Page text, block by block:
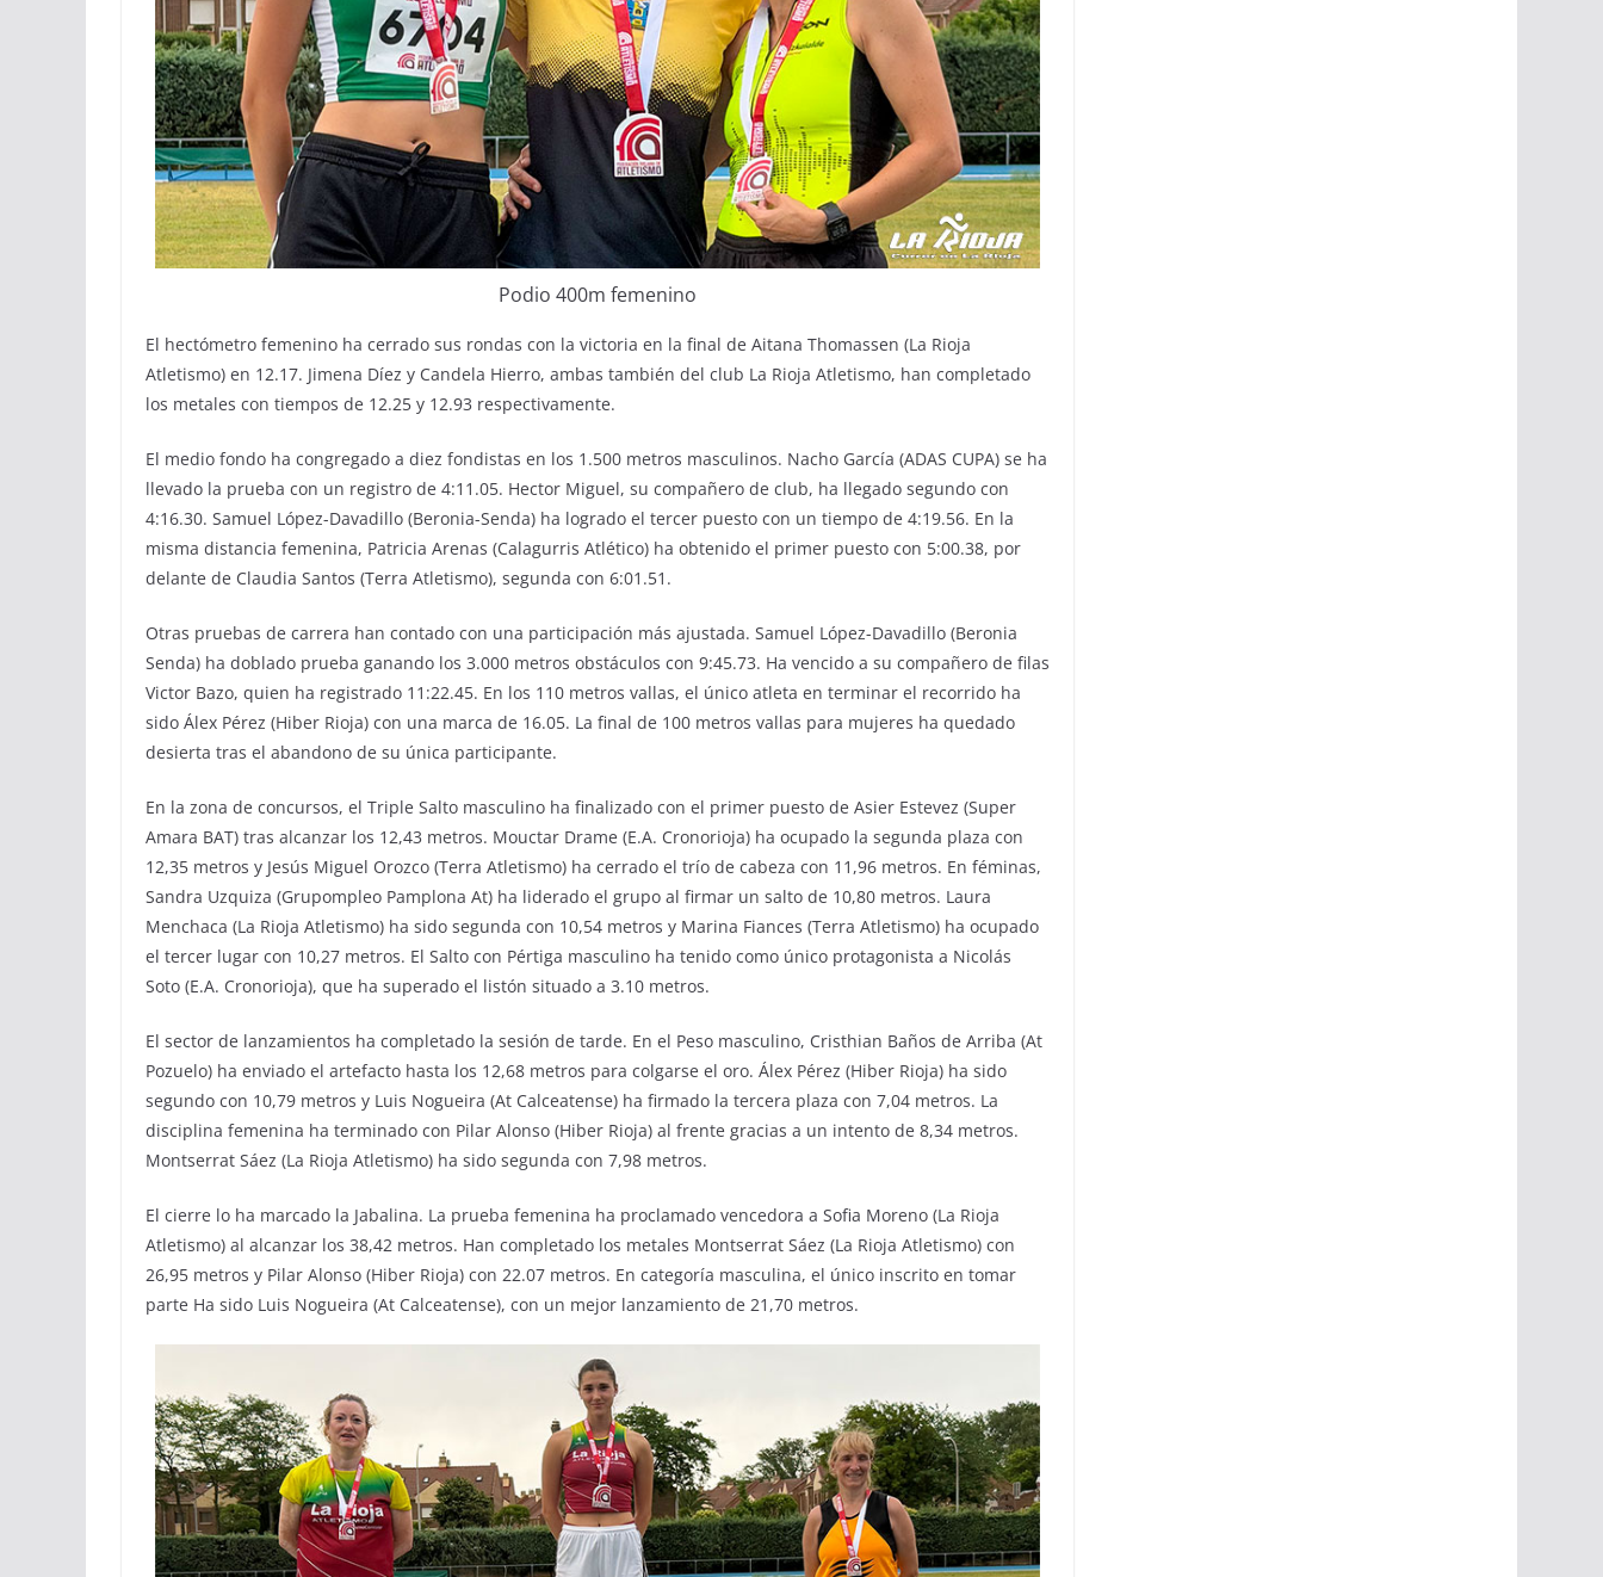
Podio 400m femenino
El hectómetro femenino ha cerrado sus rondas con la victoria en la final de Aitana Thomassen (La Rioja
Atletismo) en 12.17. Jimena Díez y Candela Hierro, ambas también del club La Rioja Atletismo, han completado
los metales con tiempos de 12.25 y 12.93 respectivamente.
El medio fondo ha congregado a diez fondistas en los 1.500 metros masculinos. Nacho García (ADAS CUPA) se ha
llevado la prueba con un registro de 4:11.05. Hector Miguel, su compañero de club, ha llegado segundo con
4:16.30. Samuel López-Davadillo (Beronia-Senda) ha logrado el tercer puesto con un tiempo de 4:19.56. En la
misma distancia femenina, Patricia Arenas (Calagurris Atlético) ha obtenido el primer puesto con 5:00.38, por
delante de Claudia Santos (Terra Atletismo), segunda con 6:01.51.
Otras pruebas de carrera han contado con una participación más ajustada. Samuel López-Davadillo (Beronia
Senda) ha doblado prueba ganando los 3.000 metros obstáculos con 9:45.73. Ha vencido a su compañero de filas
Victor Bazo, quien ha registrado 11:22.45. En los 110 metros vallas, el único atleta en terminar el recorrido ha
sido Álex Pérez (Hiber Rioja) con una marca de 16.05. La final de 100 metros vallas para mujeres ha quedado
desierta tras el abandono de su única participante.
En la zona de concursos, el Triple Salto masculino ha finalizado con el primer puesto de Asier Estevez (Super
Amara BAT) tras alcanzar los 12,43 metros. Mouctar Drame (E.A. Cronorioja) ha ocupado la segunda plaza con
12,35 metros y Jesús Miguel Orozco (Terra Atletismo) ha cerrado el trío de cabeza con 11,96 metros. En féminas,
Sandra Uzquiza (Grupompleo Pamplona At) ha liderado el grupo al firmar un salto de 10,80 metros. Laura
Menchaca (La Rioja Atletismo) ha sido segunda con 10,54 metros y Marina Fiances (Terra Atletismo) ha ocupado
el tercer lugar con 10,27 metros. El Salto con Pértiga masculino ha tenido como único protagonista a Nicolás
Soto (E.A. Cronorioja), que ha superado el listón situado a 3.10 metros.
El sector de lanzamientos ha completado la sesión de tarde. En el Peso masculino, Cristhian Baños de Arriba (At
Pozuelo) ha enviado el artefacto hasta los 12,68 metros para colgarse el oro. Álex Pérez (Hiber Rioja) ha sido
segundo con 10,79 metros y Luis Nogueira (At Calceatense) ha firmado la tercera plaza con 7,04 metros. La
disciplina femenina ha terminado con Pilar Alonso (Hiber Rioja) al frente gracias a un intento de 8,34 metros.
Montserrat Sáez (La Rioja Atletismo) ha sido segunda con 7,98 metros.
El cierre lo ha marcado la Jabalina. La prueba femenina ha proclamado vencedora a Sofia Moreno (La Rioja
Atletismo) al alcanzar los 38,42 metros. Han completado los metales Montserrat Sáez (La Rioja Atletismo) con
26,95 metros y Pilar Alonso (Hiber Rioja) con 22.07 metros. En categoría masculina, el único inscrito en tomar
parte Ha sido Luis Nogueira (At Calceatense), con un mejor lanzamiento de 21,70 metros.